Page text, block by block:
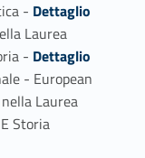
- Dettaglio
Laurea
- Link identifier #identifier_person_90032-7
Dettaglio
- European
Laurea
Storia